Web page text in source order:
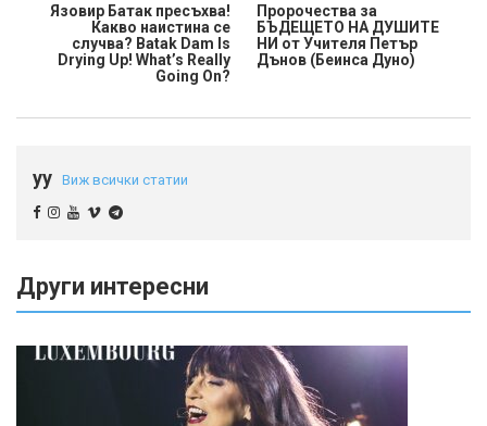
Язовир Батак пресъхва!
Какво наистина се
случва? Batak Dam Is
Drying Up! What’s Really
Going On?
Пророчества за
БЪДЕЩЕТО НА ДУШИТЕ
НИ от Учителя Петър
Дънов (Беинса Дуно)
yy Виж всички статии
Други интересни